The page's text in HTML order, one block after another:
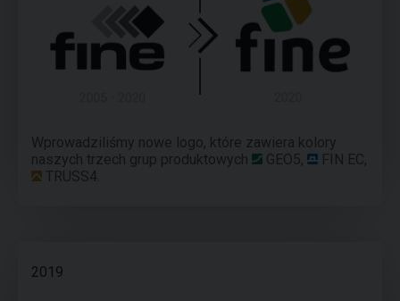
Wprowadziliśmy nowe logo, które zawiera kolory
naszych trzech grup produktowych
GEO5, FIN EC,
TRUSS4
2019